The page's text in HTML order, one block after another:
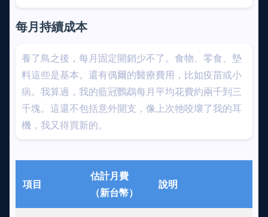
每月持續成本
養了鳥之後，每月固定開銷少不了。食物、零食、墊
料這些是基本。還有偶爾的醫療費用，比如疫苗或小
病。我算過，我的藍冠鸚鵡每月平均花費約兩千到三
千塊。這還不包括意外開支，像上次牠咬壞了我的耳
機，我又得買新的。
項目
估計月費
（新台幣）
說明